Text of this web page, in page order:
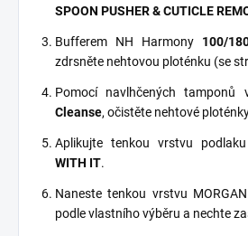
SPOON PUSHER & CUTICLE
Bufferem NH Harmony 100/
zdrsněte nehtovou ploténku (se
Pomocí navlhčených tamponů
Cleanse, očistěte nehtové
Aplikujte tenkou vrstvu
WITH IT.
Naneste tenkou vrstvu
podle vlastního výběru a nechte